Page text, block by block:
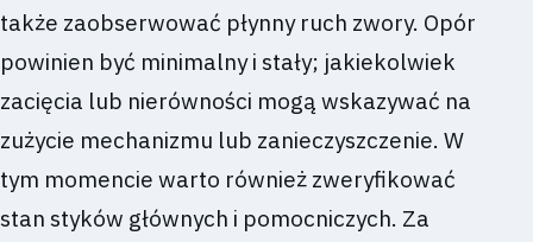
także zaobserwować płynny ruch zwory. Opór
powinien być minimalny i stały; jakiekolwiek
zacięcia lub nierówności mogą wskazywać na
zużycie mechanizmu lub zanieczyszczenie. W
tym momencie warto również zweryfikować
stan styków głównych i pomocniczych. Za